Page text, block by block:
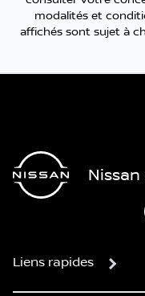
modalités et
affichés sont sujet à
Liens rapides